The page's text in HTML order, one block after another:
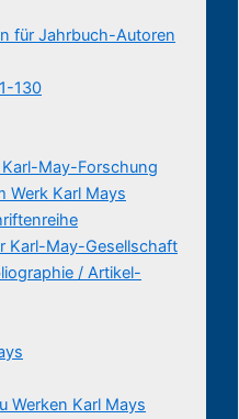
für Jahrbuch-Autoren
130
May-Forschung
Werk Karl Mays
Karl-May-Gesellschaft
/ Artikel-
Werken Karl Mays